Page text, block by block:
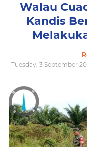
Walau
Kandis
Tuesday, 3 September